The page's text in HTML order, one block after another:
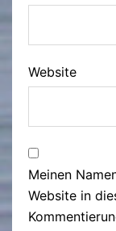
Website
Meinen
Website in